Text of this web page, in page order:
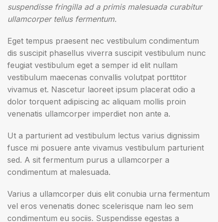
suspendisse fringilla ad a primis malesuada curabitur
ullamcorper tellus fermentum.
Eget tempus praesent nec vestibulum condimentum
dis suscipit phasellus viverra suscipit vestibulum nunc
feugiat vestibulum eget a semper id elit nullam
vestibulum maecenas convallis volutpat porttitor
vivamus et. Nascetur laoreet ipsum placerat odio a
dolor torquent adipiscing ac aliquam mollis proin
venenatis ullamcorper imperdiet non ante a.
Ut a parturient ad vestibulum lectus varius dignissim
fusce mi posuere ante vivamus vestibulum parturient
sed. A sit fermentum purus a ullamcorper a
condimentum at malesuada.
Varius a ullamcorper duis elit conubia urna fermentum
vel eros venenatis donec scelerisque nam leo sem
condimentum eu sociis. Suspendisse egestas a